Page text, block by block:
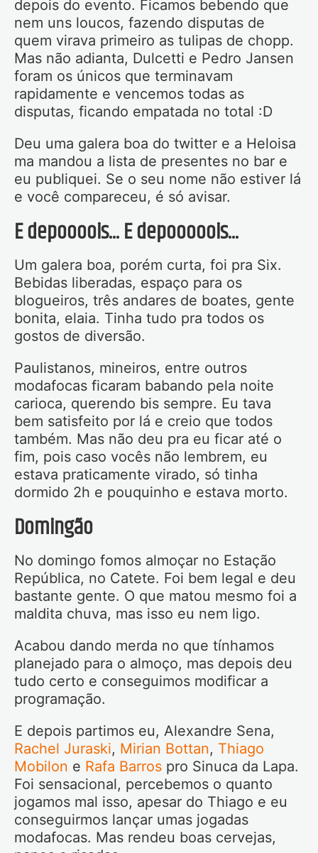
depois do evento. Ficamos bebendo que
nem uns loucos, fazendo disputas de
quem virava primeiro as tulipas de chopp.
Mas não adianta, Dulcetti e Pedro Jansen
foram os únicos que terminavam
rapidamente e vencemos todas as
disputas, ficando empatada no total :D
Deu uma galera boa do twitter e a Heloisa
ma mandou a lista de presentes no bar e
eu publiquei. Se o seu nome não estiver lá
e você compareceu, é só avisar.
E depoooois... E depooooois...
Um galera boa, porém curta, foi pra Six.
Bebidas liberadas, espaço para os
blogueiros, três andares de boates, gente
bonita, elaia. Tinha tudo pra todos os
gostos de diversão.
Paulistanos, mineiros, entre outros
modafocas ficaram babando pela noite
carioca, querendo bis sempre. Eu tava
bem satisfeito por lá e creio que todos
também. Mas não deu pra eu ficar até o
fim, pois caso vocês não lembrem, eu
estava praticamente virado, só tinha
dormido 2h e pouquinho e estava morto.
Domingão
No domingo fomos almoçar no Estação
República, no Catete. Foi bem legal e deu
bastante gente. O que matou mesmo foi a
maldita chuva, mas isso eu nem ligo.
Acabou dando merda no que tínhamos
planejado para o almoço, mas depois deu
tudo certo e conseguimos modificar a
programação.
E depois partimos eu, Alexandre Sena,
Rachel Juraski, Mirian Bottan, Thiago
Mobilon e Rafa Barros pro Sinuca da Lapa.
Foi sensacional, percebemos o quanto
jogamos mal isso, apesar do Thiago e eu
conseguirmos lançar umas jogadas
modafocas. Mas rendeu boas cervejas,